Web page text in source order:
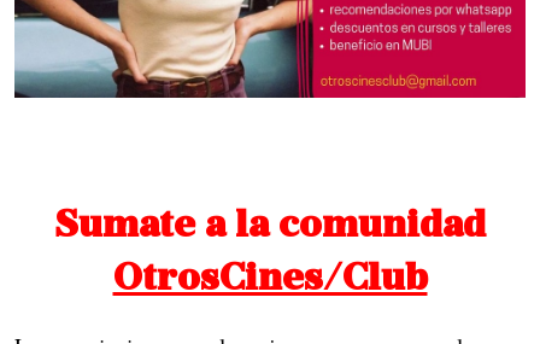
Sumate a la comunidad
OtrosCines/Club